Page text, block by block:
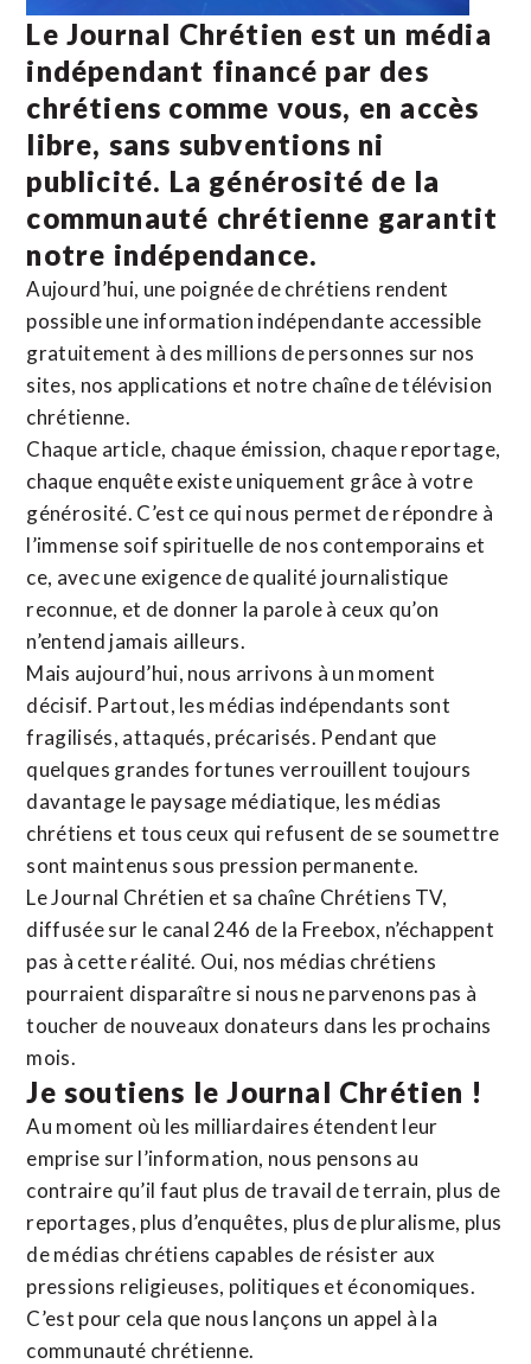
Le Journal Chrétien est un média
indépendant financé par des
chrétiens comme vous, en accès
libre, sans subventions ni
publicité. La générosité de la
communauté chrétienne garantit
notre indépendance.
Aujourd’hui, une poignée de chrétiens rendent
possible une information indépendante accessible
gratuitement à des millions de personnes sur nos
sites, nos applications et notre chaîne de télévision
chrétienne.
Chaque article, chaque émission, chaque reportage,
chaque enquête existe uniquement grâce à votre
générosité. C’est ce qui nous permet de répondre à
l’immense soif spirituelle de nos contemporains et
ce, avec une exigence de qualité journalistique
reconnue, et de donner la parole à ceux qu’on
n’entend jamais ailleurs.
Mais aujourd’hui, nous arrivons à un moment
décisif. Partout, les médias indépendants sont
fragilisés, attaqués, précarisés. Pendant que
quelques grandes fortunes verrouillent toujours
davantage le paysage médiatique, les médias
chrétiens et tous ceux qui refusent de se soumettre
sont maintenus sous pression permanente.
Le Journal Chrétien et sa chaîne Chrétiens TV,
diffusée sur le canal 246 de la Freebox, n’échappent
pas à cette réalité. Oui, nos médias chrétiens
pourraient disparaître si nous ne parvenons pas à
toucher de nouveaux donateurs dans les prochains
mois.
Je soutiens le Journal Chrétien !
Au moment où les milliardaires étendent leur
emprise sur l’information, nous pensons au
contraire qu’il faut plus de travail de terrain, plus de
reportages, plus d’enquêtes, plus de pluralisme, plus
de médias chrétiens capables de résister aux
pressions religieuses, politiques et économiques.
C’est pour cela que nous lançons un appel à la
communauté chrétienne.